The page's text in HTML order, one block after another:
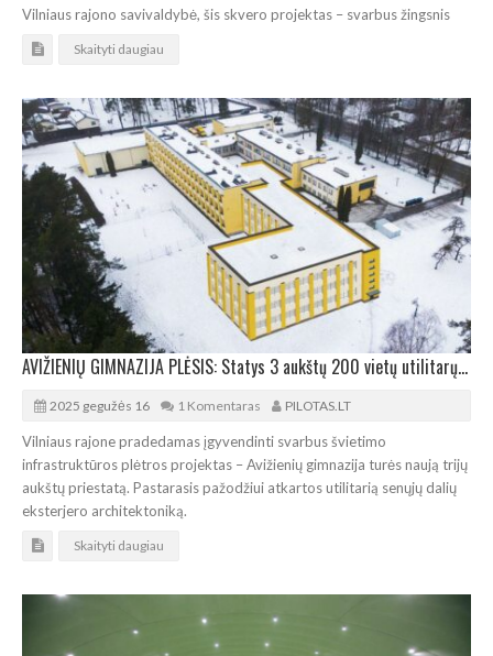
Vilniaus rajono savivaldybė, šis skvero projektas – svarbus žingsnis
Skaityti daugiau
AVIŽIENIŲ GIMNAZIJA PLĖSIS: Statys 3 aukštų 200 vietų utilitarų priestatą
2025 gegužės 16 1 Komentaras PILOTAS.LT
Vilniaus rajone pradedamas įgyvendinti svarbus švietimo
infrastruktūros plėtros projektas – Avižienių gimnazija turės naują trijų
aukštų priestatą. Pastarasis pažodžiui atkartos utilitarią senųjų dalių
eksterjero architektoniką.
Skaityti daugiau